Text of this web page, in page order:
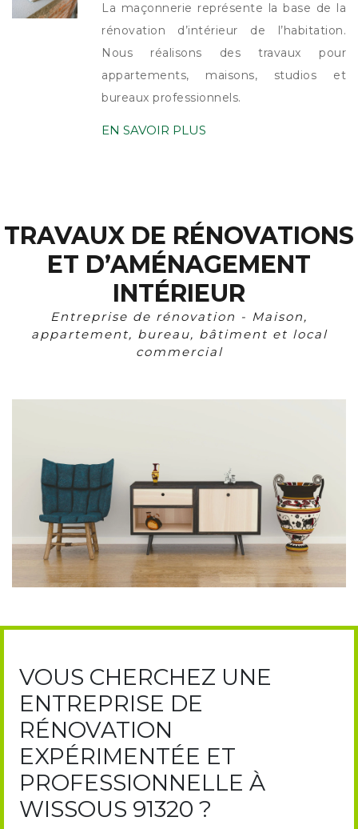
La maçonnerie représente la base de la
rénovation d’intérieur de l’habitation.
Nous réalisons des travaux pour
appartements, maisons, studios et
bureaux professionnels.
EN SAVOIR PLUS
TRAVAUX DE RÉNOVATIONS
ET D’AMÉNAGEMENT
INTÉRIEUR
Entreprise de rénovation - Maison,
appartement, bureau, bâtiment et local
commercial
VOUS CHERCHEZ UNE
ENTREPRISE DE
RÉNOVATION
EXPÉRIMENTÉE ET
PROFESSIONNELLE À
WISSOUS 91320 ?